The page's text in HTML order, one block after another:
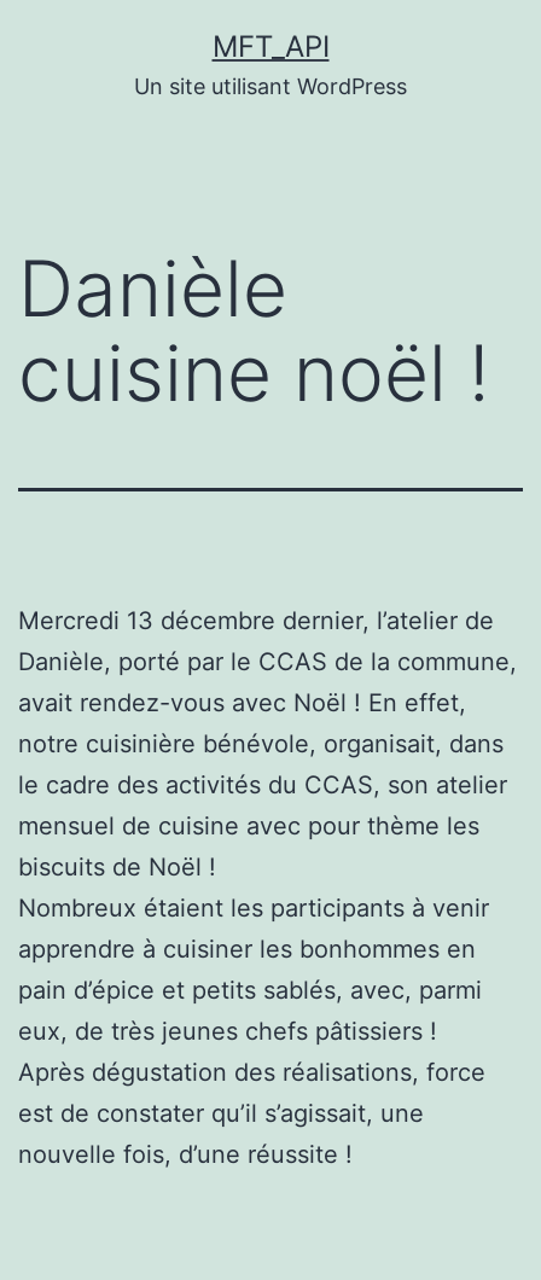
MFT_API
Un site utilisant WordPress
Danièle
cuisine noël !
Mercredi 13 décembre dernier, l’atelier de
Danièle, porté par le CCAS de la commune,
avait rendez-vous avec Noël ! En effet,
notre cuisinière bénévole, organisait, dans
le cadre des activités du CCAS, son atelier
mensuel de cuisine avec pour thème les
biscuits de Noël !
Nombreux étaient les participants à venir
apprendre à cuisiner les bonhommes en
pain d’épice et petits sablés, avec, parmi
eux, de très jeunes chefs pâtissiers !
Après dégustation des réalisations, force
est de constater qu’il s’agissait, une
nouvelle fois, d’une réussite !